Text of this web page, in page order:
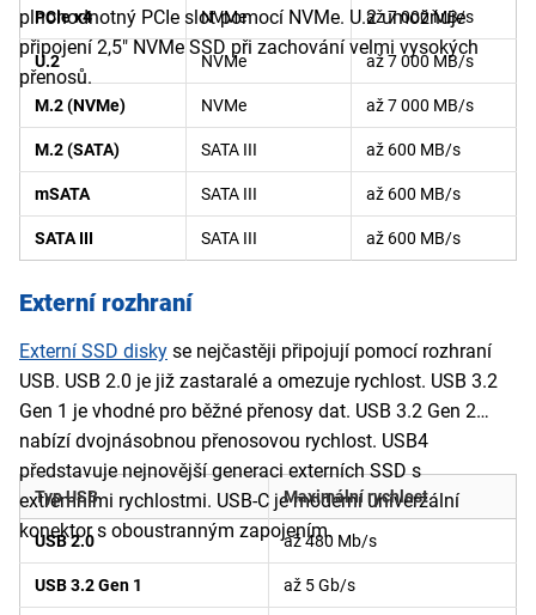
plnohodnotný PCIe slot pomocí NVMe. U.2 umožňuje
připojení 2,5" NVMe SSD při zachování velmi vysokých
přenosů.
PCIe x4 NVMe až 7 000 MB/s
U.2 NVMe až 7 000 MB/s
M.2 (NVMe) NVMe až 7 000 MB/s
M.2 (SATA) SATA III až 600 MB/s
mSATA SATA III až 600 MB/s
SATA III SATA III až 600 MB/s
Externí rozhraní
Externí SSD disky se nejčastěji připojují pomocí rozhraní
USB. USB 2.0 je již zastaralé a omezuje rychlost. USB 3.2
Gen 1 je vhodné pro běžné přenosy dat. USB 3.2 Gen 2
nabízí dvojnásobnou přenosovou rychlost. USB4
představuje nejnovější generaci externích SSD s
extrémními rychlostmi. USB-C je moderní univerzální
konektor s oboustranným zapojením.
Typ USB Maximální rychlost
USB 2.0 až 480 Mb/s
USB 3.2 Gen 1 až 5 Gb/s